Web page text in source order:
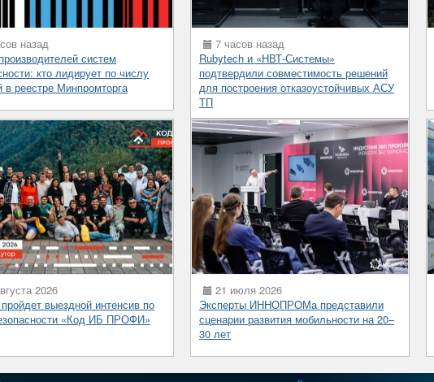
назад
систем
кто лидирует по числу
в реестре Минпромторга
7 часов назад
Rubytech и «НВТ-Системы»
подтвердили совместимость решений
для построения отказоустойчивых АСУ
ТП
2026
выездной интенсив по
«Код ИБ ПРОФИ»
21 июля 2026
Эксперты ИННОПРОМа представили
сценарии развития мобильности на 20–
30 лет